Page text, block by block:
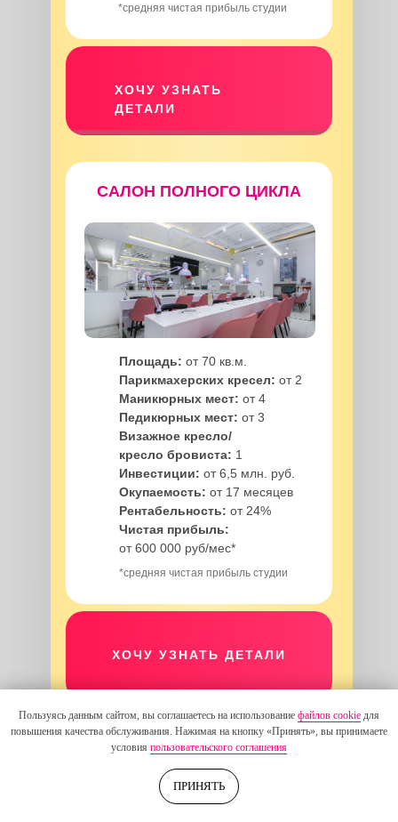
*средняя чистая прибыль студии
САЛОН ПОЛНОГО ЦИКЛА
*средняя чистая прибыль студии
Площадь: от 70 кв.м.
Парикмахерских кресел: от 2
Маникюрных мест: от 4
Педикюрных мест: от 3
Визажное кресло/
кресло бровиста: 1
Инвестиции: от 6,5 млн. руб.
Окупаемость: от 17 месяцев
Рентабельность: от 24%
Чистая прибыль:
от 600 000 руб/мес*
ХОЧУ УЗНАТЬ
ДЕТАЛИ
ХОЧУ УЗНАТЬ ДЕТАЛИ
**возможно добавление услуг
наращивания ресниц
Пользуясь данным сайтом, вы соглашаетесь на использование файлов cookie для
повышения качества обслуживания. Нажимая на кнопку «Принять», вы принимаете
условия пользовательского соглашения
ПРИНЯТЬ